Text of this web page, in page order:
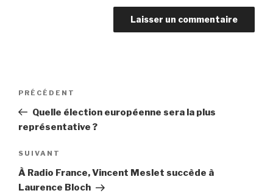
Navigation
l’article
Article
précédent
PRÉCÉDENT
Quelle élection européenne sera la plus
représentative ?
Article
suivant
SUIVANT
À Radio France, Vincent Meslet succède à
Laurence Bloch